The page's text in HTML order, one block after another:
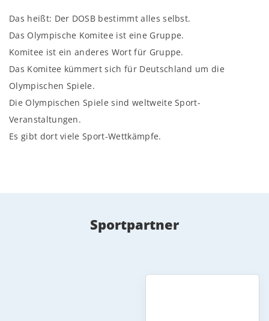
Das heißt: Der DOSB bestimmt alles selbst.
Das Olympische Komitee ist eine Gruppe.
Komitee ist ein anderes Wort für Gruppe.
Das Komitee kümmert sich für Deutschland um die
Olympischen Spiele.
Die Olympischen Spiele sind weltweite Sport-
Veranstaltungen.
Es gibt dort viele Sport-Wettkämpfe.
Sportpartner